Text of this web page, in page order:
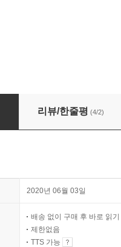
린 프로그래밍
리뷰/한줄평 (4/2)
2020년 06월 03일
배송 없이 구매 후 바로 읽기
제한없음
TTS 가능